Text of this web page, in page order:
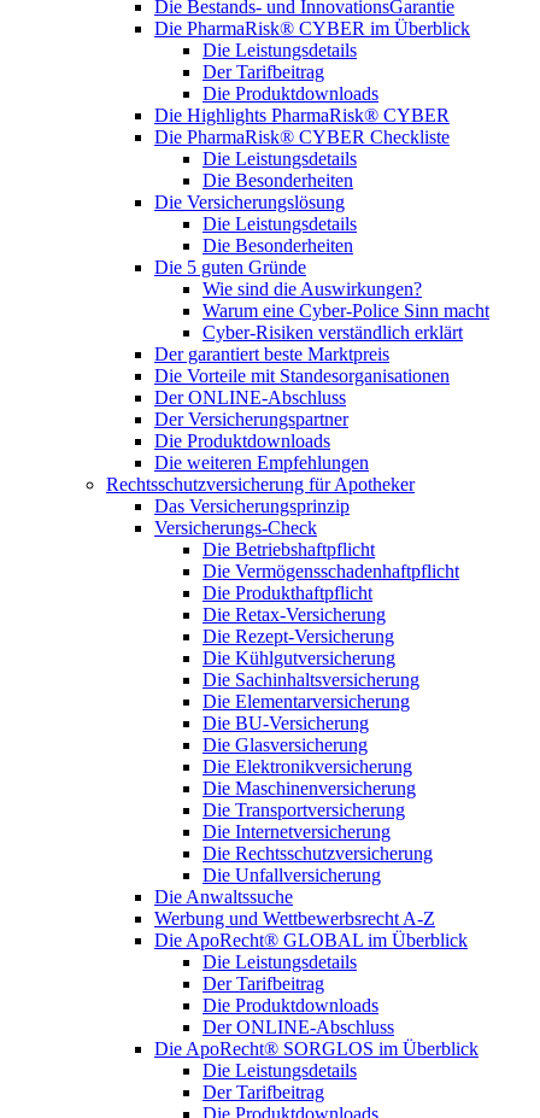
Die Bestands- und InnovationsGarantie
Die PharmaRisk® CYBER im Überblick
Die Leistungsdetails
Der Tarifbeitrag
Die Produktdownloads
Die Highlights PharmaRisk® CYBER
Die PharmaRisk® CYBER Checkliste
Die Leistungsdetails
Die Besonderheiten
Die Versicherungslösung
Die Leistungsdetails
Die Besonderheiten
Die 5 guten Gründe
Wie sind die Auswirkungen?
Warum eine Cyber-Police Sinn macht
Cyber-Risiken verständlich erklärt
Der garantiert beste Marktpreis
Die Vorteile mit Standesorganisationen
Der ONLINE-Abschluss
Der Versicherungspartner
Die Produktdownloads
Die weiteren Empfehlungen
Rechtsschutzversicherung für Apotheker
Das Versicherungsprinzip
Versicherungs-Check
Die Betriebshaftpflicht
Die Vermögensschadenhaftpflicht
Die Produkthaftpflicht
Die Retax-Versicherung
Die Rezept-Versicherung
Die Kühlgutversicherung
Die Sachinhaltsversicherung
Die Elementarversicherung
Die BU-Versicherung
Die Glasversicherung
Die Elektronikversicherung
Die Maschinenversicherung
Die Transportversicherung
Die Internetversicherung
Die Rechtsschutzversicherung
Die Unfallversicherung
Die Anwaltssuche
Werbung und Wettbewerbsrecht A-Z
Die ApoRecht® GLOBAL im Überblick
Die Leistungsdetails
Der Tarifbeitrag
Die Produktdownloads
Der ONLINE-Abschluss
Die ApoRecht® SORGLOS im Überblick
Die Leistungsdetails
Der Tarifbeitrag
Die Produktdownloads